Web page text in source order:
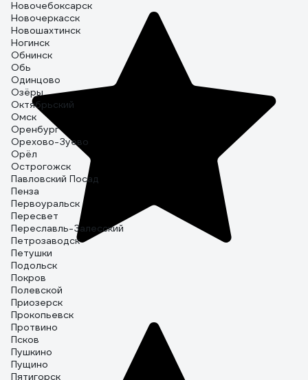
Новочебоксарск
Новочеркасск
Новошахтинск
Ногинск
Обнинск
Обь
Одинцово
Озёры
Октябрьский
Омск
Оренбург
Орехово-Зуево
Орёл
Острогожск
Павловский Посад
Пенза
Первоуральск
Пересвет
Переславль-Залесский
Петрозаводск
Петушки
Подольск
Покров
Полевской
Приозерск
Прокопьевск
Протвино
Псков
Пушкино
Пущино
Пятигорск